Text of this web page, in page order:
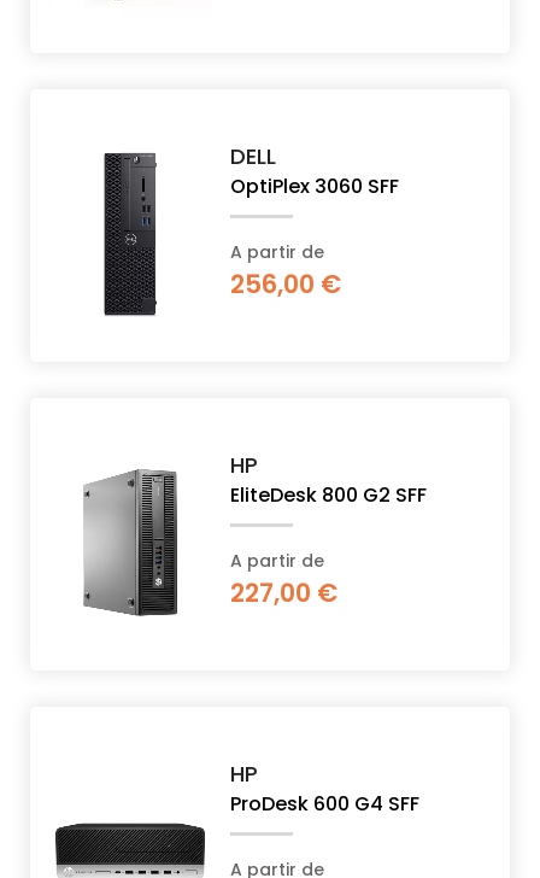
DELL
OptiPlex 3060 SFF
A partir de
256,00 €
HP
EliteDesk 800 G2 SFF
A partir de
227,00 €
HP
ProDesk 600 G4 SFF
A partir de